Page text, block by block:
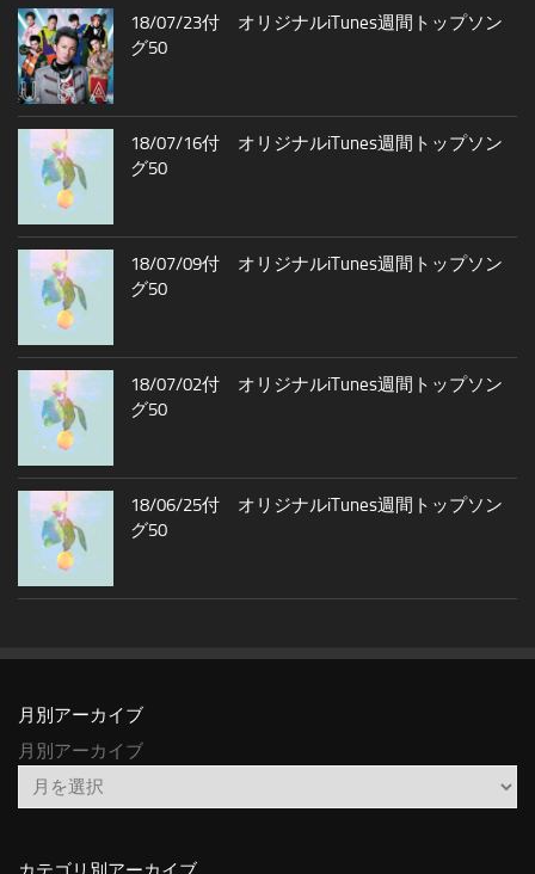
18/07/23付 オリジナルiTunes週間トップソン
グ50
18/07/16付 オリジナルiTunes週間トップソン
グ50
18/07/09付 オリジナルiTunes週間トップソン
グ50
18/07/02付 オリジナルiTunes週間トップソン
グ50
18/06/25付 オリジナルiTunes週間トップソン
グ50
月別アーカイブ
月別アーカイブ